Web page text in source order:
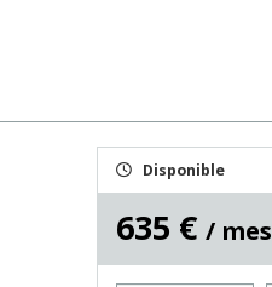
Disponible
635 € / mes